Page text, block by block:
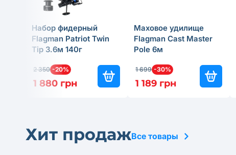
Маховое удилище
Flagman Cast Master
Pole 6м
1 699 -30%
1 189 грн
Набор фидерный
Flagman Patriot Twin
Tip 3.6м 140г
2 350 -20%
1 880 грн
Хит продажВсе товары